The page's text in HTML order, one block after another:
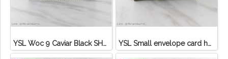
YSL Woc 9 Caviar Black SHW YSL Small envelope card holder green Caviar